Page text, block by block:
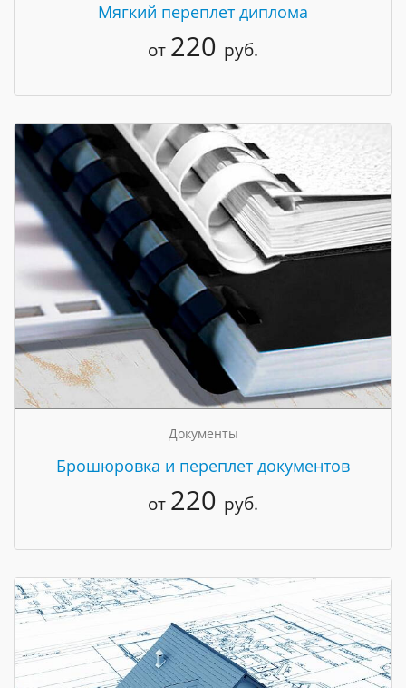
Мягкий переплет диплома
от 220 руб.
Документы
Брошюровка и переплет документов
от 220 руб.